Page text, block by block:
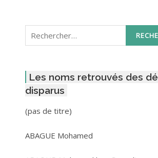
Rechercher :
Les noms retrouvés des
disparus
(pas de titre)Post
3416
ABAGUE Mohamed